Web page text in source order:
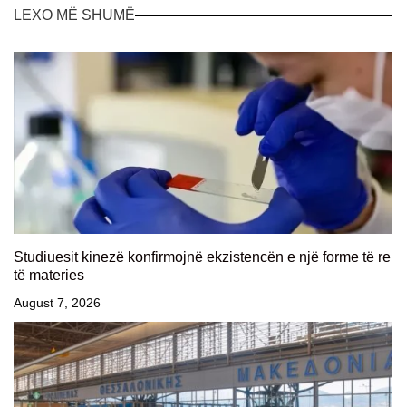
LEXO MË SHUMË
Studiuesit kinezë konfirmojnë ekzistencën e një forme të re
të materies
August 7, 2026